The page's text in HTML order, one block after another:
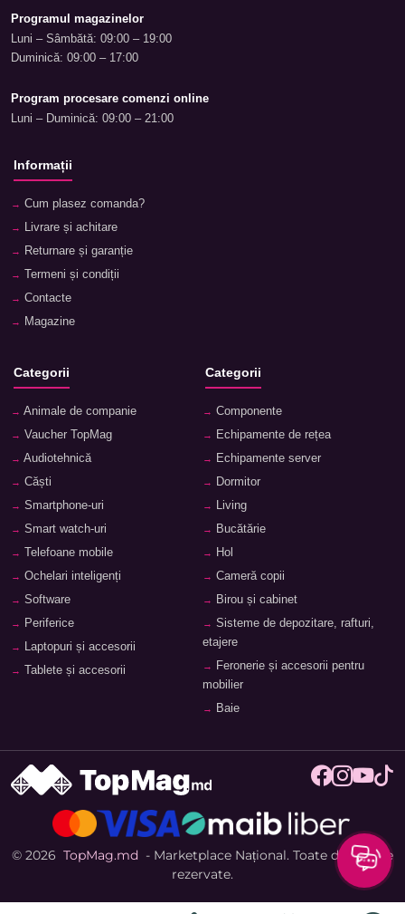
Programul magazinelor
Luni – Sâmbătă: 09:00 – 19:00
Duminică: 09:00 – 17:00
Program procesare comenzi online
Luni – Duminică: 09:00 – 21:00
Informații
Cum plasez comanda?
Livrare și achitare
Returnare și garanție
Termeni și condiții
Contacte
Magazine
Categorii
Animale de companie
Vaucher TopMag
Audiotehnică
Căști
Smartphone-uri
Smart watch-uri
Telefoane mobile
Ochelari inteligenți
Software
Periferice
Laptopuri și accesorii
Tablete și accesorii
Categorii
Componente
Echipamente de rețea
Echipamente server
Dormitor
Living
Bucătărie
Hol
Cameră copii
Birou și cabinet
Sisteme de depozitare, rafturi,
etajere
Feronerie și accesorii pentru
mobilier
Baie
© 2026 TopMag.md - Marketplace Național. Toate drepturile
rezervate.